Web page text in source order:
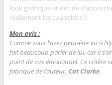
look gothique et décide
réellement les coupables ?
Mon avis :
Comme vous l’avez peut-être vu à
fait beaucoup parler de lui, car il
point de vue émotionnel. Ce critère
fabrique de l’auteur, Cat Clarke.